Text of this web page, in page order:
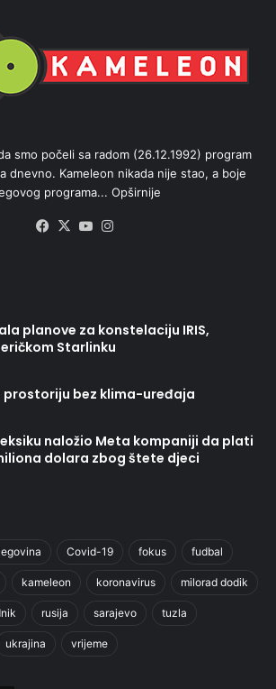
smo počeli sa radom (26.12.1992) program
dnevno. Kameleon nikada nije stao, a boje
programa... Opširnije
Facebook
X YouTube
planove za konstelaciju IRIS,
Starlinku
prostoriju bez klima-uređaja
naložio Meta kompaniji da plati
dolara zbog štete djeci
Covid-19 fokus fudbal
kameleon koronavirus milorad dodik
rusija sarajevo tuzla
ukrajina vrijeme